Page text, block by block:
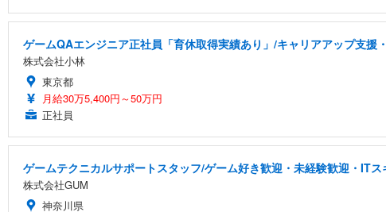
ゲームQAエンジニア正社員「育休取得実績あり」/キャリアアップ支援
株式会社小林
東京都
月給30万5,400円～50万円
正社員
ゲームテクニカルサポートスタッフ/ゲーム好き歓迎・未経験歓迎・ITス
株式会社GUM
神奈川県